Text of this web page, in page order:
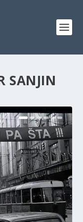
SANJIN